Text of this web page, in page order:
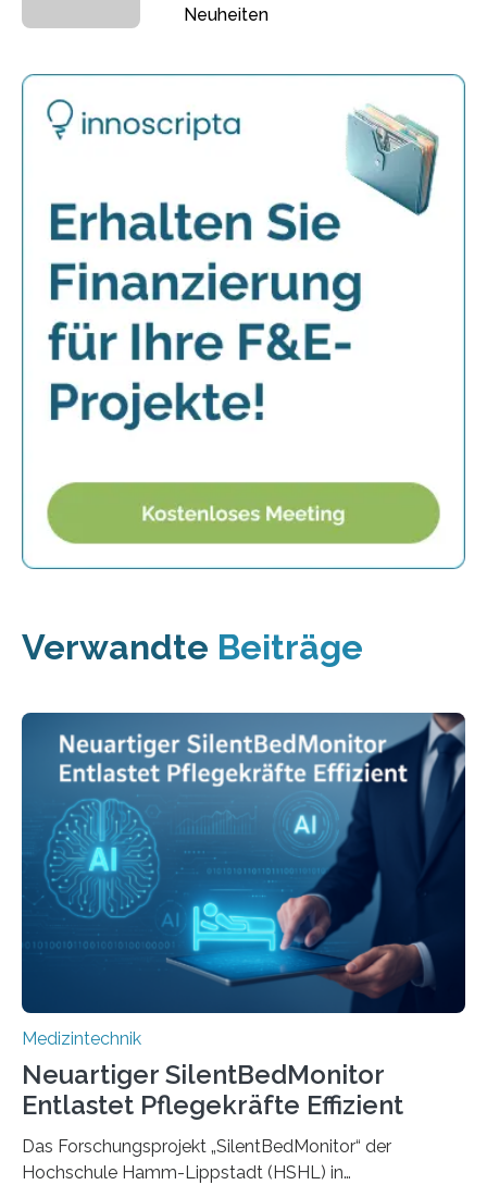
Neuheiten
Verwandte Beiträge
Medizintechnik
Neuartiger SilentBedMonitor
Entlastet Pflegekräfte Effizient
Das Forschungsprojekt „SilentBedMonitor“ der
Hochschule Hamm-Lippstadt (HSHL) in